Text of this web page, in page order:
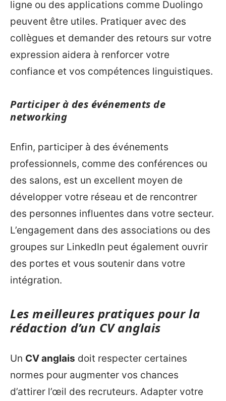
ligne ou des applications comme Duolingo
peuvent être utiles. Pratiquer avec des
collègues et demander des retours sur votre
expression aidera à renforcer votre
confiance et vos compétences linguistiques.
Participer à des événements de
networking
Enfin, participer à des événements
professionnels, comme des conférences ou
des salons, est un excellent moyen de
développer votre réseau et de rencontrer
des personnes influentes dans votre secteur.
L’engagement dans des associations ou des
groupes sur LinkedIn peut également ouvrir
des portes et vous soutenir dans votre
intégration.
Les meilleures pratiques pour la
rédaction d’un CV anglais
Un CV anglais doit respecter certaines
normes pour augmenter vos chances
d’attirer l’œil des recruteurs. Adapter votre